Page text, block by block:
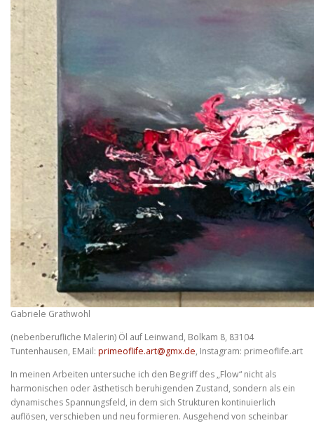
Gabriele Grathwohl
(nebenberufliche Malerin) Öl auf Leinwand, Bolkam 8, 83104
Tuntenhausen, EMail: primeoflife.art@gmx.de, Instagram: primeoflife.art
In meinen Arbeiten untersuche ich den Begriff des „Flow“ nicht als
harmonischen oder ästhetisch beruhigenden Zustand, sondern als ein
dynamisches Spannungsfeld, in dem sich Strukturen kontinuierlich
auflösen, verschieben und neu formieren. Ausgehend von scheinbar